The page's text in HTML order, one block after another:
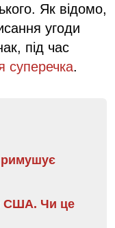
Як відомо,
угоди
під час
суперечка.
США. Чи це